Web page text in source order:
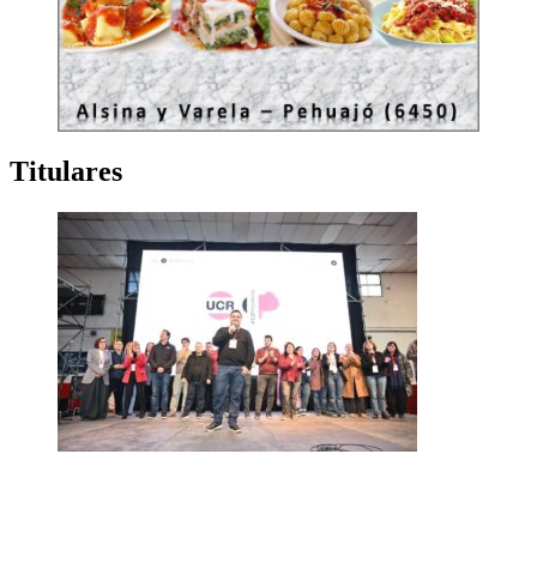
Titulares